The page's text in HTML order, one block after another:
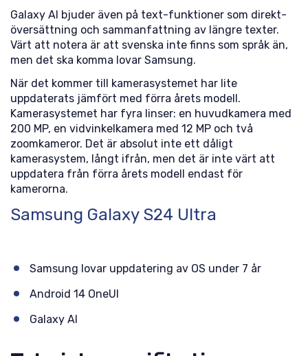
Galaxy AI bjuder även på text-funktioner som direkt-
översättning och sammanfattning av längre texter.
Värt att notera är att svenska inte finns som språk än,
men det ska komma lovar Samsung.
När det kommer till kamerasystemet har lite
uppdaterats jämfört med förra årets modell.
Kamerasystemet har fyra linser: en huvudkamera med
200 MP, en vidvinkelkamera med 12 MP och två
zoomkameror. Det är absolut inte ett dåligt
kamerasystem, långt ifrån, men det är inte värt att
uppdatera från förra årets modell endast för
kamerorna.
Samsung Galaxy S24 Ultra
Samsung lovar uppdatering av OS under 7 år
Android 14 OneUI
Galaxy AI